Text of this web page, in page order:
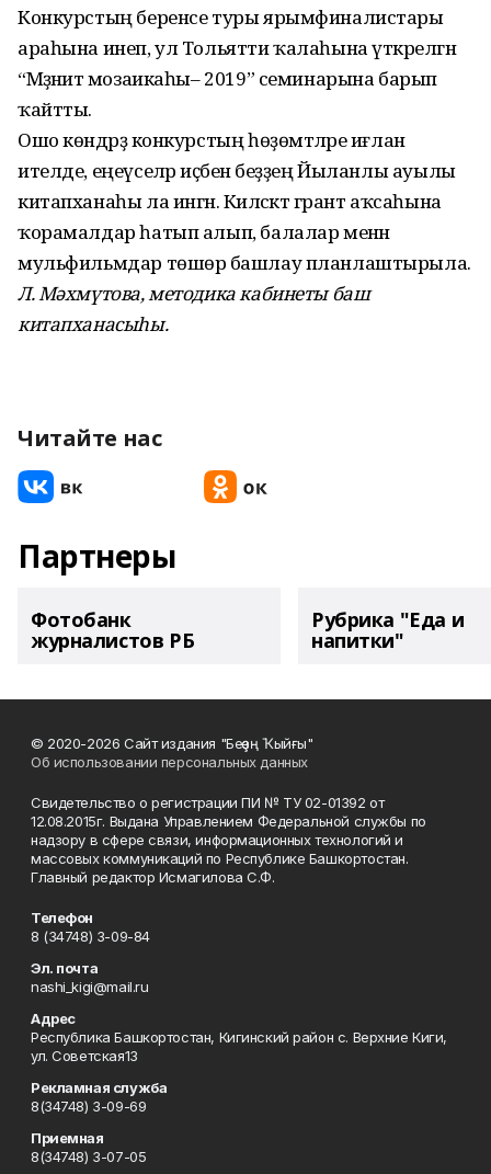
Конкурстың беренсе туры ярымфиналистары
араһына инеп, ул Тольятти ҡалаһына үткәрелгән
“Мәҙәниәт мозаикаһы– 2019” семинарына барып
ҡайтты.
Ошо көндәрҙә конкурстың һөҙөмтәләре иғлан
ителде, еңеүселәр иҫәбенә беҙҙең Йыланлы ауылы
китапханаһы ла ингән. Киләсәктә грант аҡсаһына
ҡорамалдар һатып алып, балалар менән
мульфильмдар төшөрә башлау планлаштырыла.
Л. Мәхмүтова, методика кабинеты баш
китапханасыһы.
Читайте нас
Партнеры
Фотобанк
журналистов РБ
Рубрика "Еда и
напитки"
© 2020-2026 Сайт издания "Беҙҙең Ҡыйғы"
Об использовании персональных данных
Свидетельство о регистрации ПИ № ТУ 02-01392 от
12.08.2015г. Выдана Управлением Федеральной службы по
надзору в сфере связи, информационных технологий и
массовых коммуникаций по Республике Башкортостан.
Главный редактор Исмагилова С.Ф.
Телефон
8 (34748) 3-09-84
Эл. почта
nashi_kigi@mail.ru
Адрес
Республика Башкортостан, Кигинский район с. Верхние Киги,
ул. Советская13
Рекламная служба
8(34748) 3-09-69
Приемная
8(34748) 3-07-05